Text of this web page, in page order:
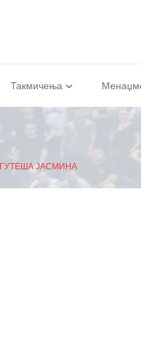
Такмичења
ГУТЕША ЈАСМИНА